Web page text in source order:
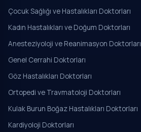
Çocuk Sağlığı ve Hastalıkları Doktorları
Kadın Hastalıkları ve Doğum Doktorları
Anesteziyoloji ve Reanimasyon Doktorları
Genel Cerrahi Doktorları
Göz Hastalıkları Doktorları
Ortopedi ve Travmatoloji Doktorları
Kulak Burun Boğaz Hastalıkları Doktorları
Kardiyoloji Doktorları